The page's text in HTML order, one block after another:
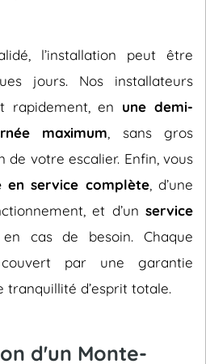
l’installation peut être
jours. Nos installateurs
rapidement, en une demi-
maximum , sans gros
votre escalier. Enfin, vous
en service complète, d’une
et d’un service
cas de besoin. Chaque
par une garantie
d’esprit totale.
d'un Monte-